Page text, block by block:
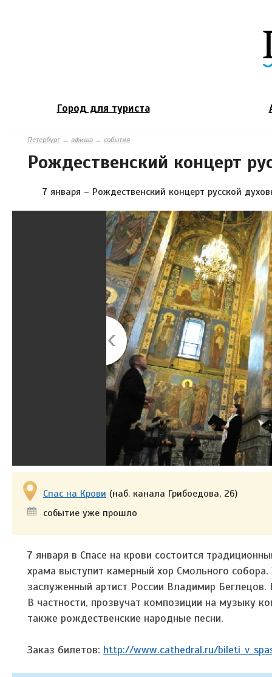
Город для туриста
Петербург→ афиша → события
Рождественский концерт
7 января – Рождественский концерт русской
Спас на Крови (наб. канала Грибоедова, 26)
событие уже прошло
7 января в Спасе на крови состоится
храма выступит камерный хор Смольного
заслуженный артист России Владимир Беглецов.
В частности, прозвучат композиции на музыку
также рождественские народные песни.
Заказ билетов: http://www.cathedral.ru/